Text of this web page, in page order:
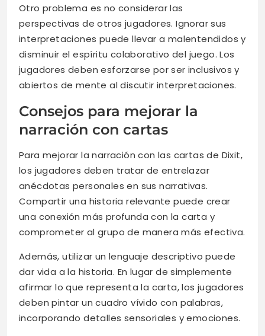
Otro problema es no considerar las
perspectivas de otros jugadores. Ignorar sus
interpretaciones puede llevar a malentendidos y
disminuir el espíritu colaborativo del juego. Los
jugadores deben esforzarse por ser inclusivos y
abiertos de mente al discutir interpretaciones.
Consejos para mejorar la
narración con cartas
Para mejorar la narración con las cartas de Dixit,
los jugadores deben tratar de entrelazar
anécdotas personales en sus narrativas.
Compartir una historia relevante puede crear
una conexión más profunda con la carta y
comprometer al grupo de manera más efectiva.
Además, utilizar un lenguaje descriptivo puede
dar vida a la historia. En lugar de simplemente
afirmar lo que representa la carta, los jugadores
deben pintar un cuadro vívido con palabras,
incorporando detalles sensoriales y emociones.